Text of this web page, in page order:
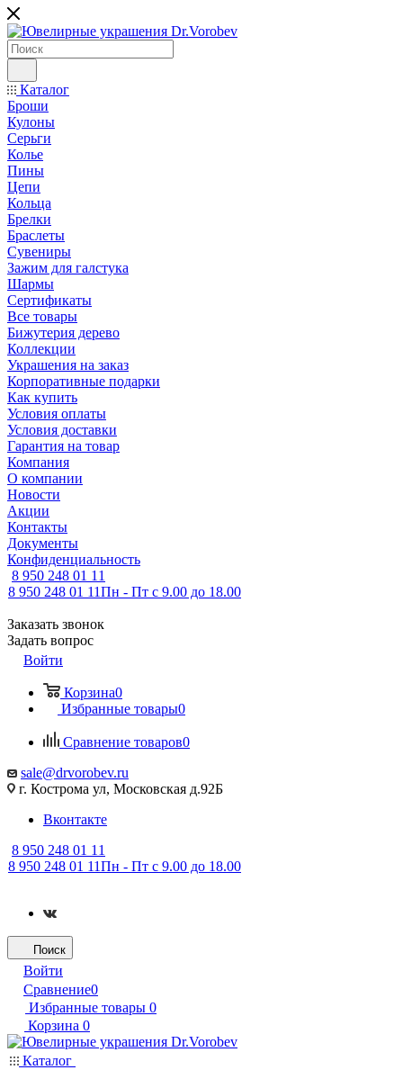
Каталог
Броши
Кулоны
Серьги
Колье
Пины
Цепи
Кольца
Брелки
Браслеты
Сувениры
Зажим для галстука
Шармы
Сертификаты
Все товары
Бижутерия дерево
Коллекции
Украшения на заказ
Корпоративные подарки
Как купить
Условия оплаты
Условия доставки
Гарантия на товар
Компания
О компании
Новости
Акции
Контакты
Документы
Конфиденциальность
8 950 248 01 11
8 950 248 01 11Пн - Пт с 9.00 до 18.00
Заказать звонок
Задать вопрос
Войти
Корзина0
Избранные товары0
Сравнение товаров0
sale@drvorobev.ru
г. Кострома ул, Московская д.92Б
Вконтакте
8 950 248 01 11
8 950 248 01 11Пн - Пт с 9.00 до 18.00
Поиск
Войти
Сравнение0
Избранные товары 0
Корзина 0
Каталог